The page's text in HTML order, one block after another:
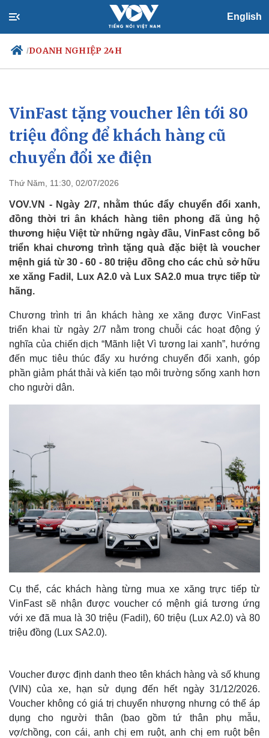
English
/DOANH NGHIỆP 24H
Chính trị
Đảng
Tổ chức nhân sự
Quốc hội
Nhận diện sự thật
Xã hội
Tin 24h
Dự báo thời tiết
Giáo dục
VinFast tặng voucher lên tới 80
triệu đồng để khách hàng cũ
chuyển đổi xe điện
Thứ Năm, 11:30, 02/07/2026
VOV.VN - Ngày 2/7, nhằm thúc đẩy chuyển đổi xanh,
đồng thời tri ân khách hàng tiên phong đã ủng hộ
thương hiệu Việt từ những ngày đầu, VinFast công bố
triển khai chương trình tặng quà đặc biệt là voucher
mệnh giá từ 30 - 60 - 80 triệu đồng cho các chủ sở hữu
xe xăng Fadil, Lux A2.0 và Lux SA2.0 mua trực tiếp từ
hãng.
Chương trình tri ân khách hàng xe xăng được VinFast
triển khai từ ngày 2/7 nằm trong chuỗi các hoạt động ý
nghĩa của chiến dịch “Mãnh liệt Vì tương lai xanh”, hướng
đến mục tiêu thúc đẩy xu hướng chuyển đổi xanh, góp
phần giảm phát thải và kiến tạo môi trường sống xanh hơn
cho người dân.
Cụ thể, các khách hàng từng mua xe xăng trực tiếp từ
VinFast sẽ nhận được voucher có mệnh giá tương ứng
với xe đã mua là 30 triệu (Fadil), 60 triệu (Lux A2.0) và 80
triệu đồng (Lux SA2.0).
Voucher được định danh theo tên khách hàng và số khung
(VIN) của xe, hạn sử dụng đến hết ngày 31/12/2026.
Voucher không có giá trị chuyển nhượng nhưng có thể áp
dụng cho người thân (bao gồm tứ thân phụ mẫu,
vợ/chồng, con cái, anh chị em ruột, anh chị em ruột bên